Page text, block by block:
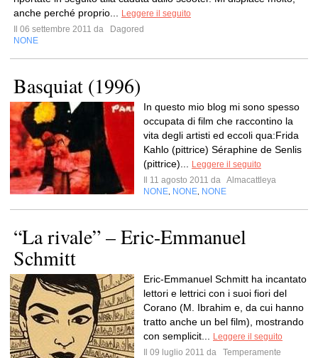
anche perché proprio...
Leggere il seguito
Il 06 settembre 2011 da
Dagored
NONE
Basquiat (1996)
In questo mio blog mi sono spesso
occupata di film che raccontino la
vita degli artisti ed eccoli qua:Frida
Kahlo (pittrice) Séraphine de Senlis
(pittrice)...
Leggere il seguito
Il 11 agosto 2011 da Almacattleya
NONE NONE NONE
“La rivale” – Eric-Emmanuel
Schmitt
Eric-Emmanuel Schmitt ha incantato
lettori e lettrici con i suoi fiori del
Corano (M. Ibrahim e, da cui hanno
tratto anche un bel film), mostrando
con semplicit...
Leggere il seguito
Il 09 luglio 2011 da
Temperamente